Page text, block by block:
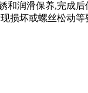
和润滑保养,完成后
损坏或螺丝松动